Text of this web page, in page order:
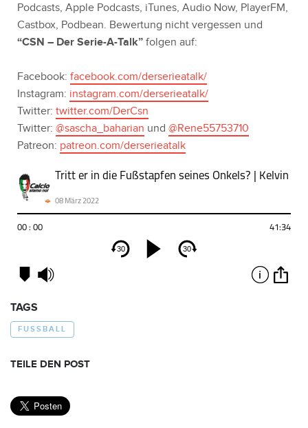
Podcasts, Apple Podcasts, iTunes, Audio Now, PlayerFM,
Castbox, Podbean. Bewertung nicht vergessen und
“CSN – Der Serie-A-Talk” folgen auf:
Facebook: facebook.com/derserieatalk/
Instagram: instagram.com/derserieatalk/
Twitter: twitter.com/DerCsn
Twitter: @sascha_baharian und @Rene55753710
Patreon: patreon.com/derserieatalk
TAGS
FUSSBALL
TEILE DEN POST